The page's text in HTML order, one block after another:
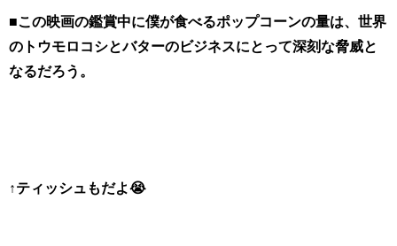
■この映画の鑑賞中に僕が食べるポップコーンの量は、世界
のトウモロコシとバターのビジネスにとって深刻な脅威と
なるだろう。
↑ティッシュもだよ😭